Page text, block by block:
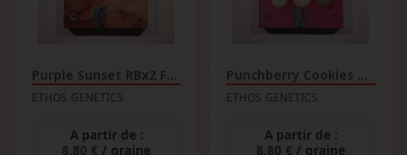
Purple Sunset RBx2 Féminisée
ETHOS GENETICS
A partir de :
8,80 € / graine
Punchberry Cookies Rbx...
ETHOS GENETICS
A partir de :
8,80 € / graine